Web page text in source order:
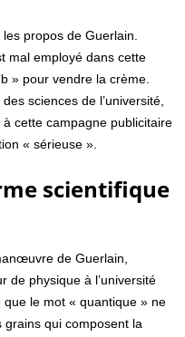
propos de Guerlain.
mal employé dans cette
» pour vendre la crème.
sciences de l’université,
cette campagne publicitaire
« sérieuse ».
scientifique
de Guerlain,
de physique à l’université
le mot « quantique » ne
grains qui composent la